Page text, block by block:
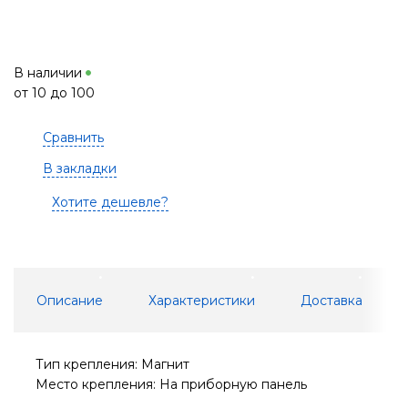
В наличии
от 10 до 100
Сравнить
В закладки
Хотите дешевле?
Описание Характеристики Доставка
Тип крепления: Магнит
Место крепления: На приборную панель